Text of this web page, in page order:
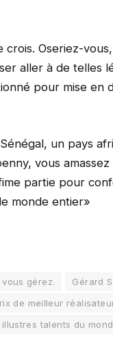
crois. Oseriez-
aller à de telles
pour mise en
un pays
vous
partie pour
monde entier»
gérez. Gérard
de meilleur
talents du